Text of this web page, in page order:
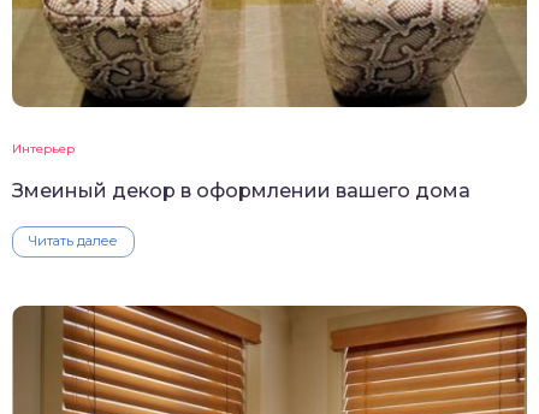
Интерьер
Змеиный декор в оформлении вашего дома
Читать далее